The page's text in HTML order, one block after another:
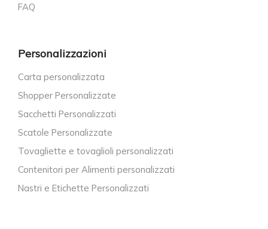
FAQ
Personalizzazioni
Carta personalizzata
Shopper Personalizzate
Sacchetti Personalizzati
Scatole Personalizzate
Tovagliette e tovaglioli personalizzati
Contenitori per Alimenti personalizzati
Nastri e Etichette Personalizzati